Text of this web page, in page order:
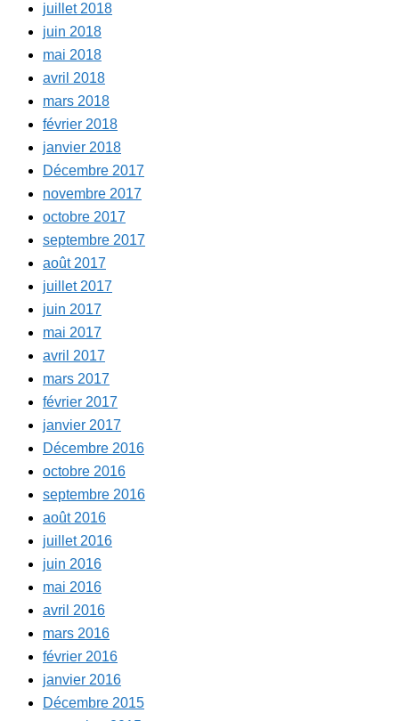
juillet 2018
juin 2018
mai 2018
avril 2018
mars 2018
février 2018
janvier 2018
Décembre 2017
novembre 2017
octobre 2017
septembre 2017
août 2017
juillet 2017
juin 2017
mai 2017
avril 2017
mars 2017
février 2017
janvier 2017
Décembre 2016
octobre 2016
septembre 2016
août 2016
juillet 2016
juin 2016
mai 2016
avril 2016
mars 2016
février 2016
janvier 2016
Décembre 2015